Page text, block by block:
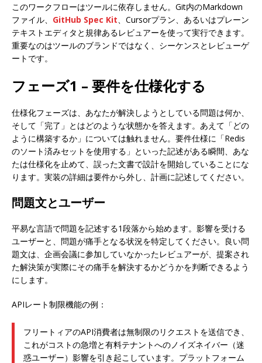
このワークフローはツールに依存しません。Git内のMarkdown
ファイル、 GitHub Spec Kit、Cursorプラン、あるいはプレーン
テキストエディタと規律あるレビュアーを使って実行できます。
重要なのはツールのブランドではなく、シーケンスとレビューゲ
ートです。
フェーズ1 – 要件を仕様化する
仕様化フェーズは、あなたが解決しようとしている問題は何か、
そして「完了」とはどのような状態かを答えます。あえて「どの
ように構築するか」については触れません。要件仕様に「Redis
のソート済みセットを使用する」といった記述がある瞬間、あな
たは仕様化を止めて、誤った文書で設計を開始していることにな
ります。実装の詳細は要件から外し、計画に記述してください。
問題文とユーザー
平易な言語で問題を記述する1段落から始めます。影響を受ける
ユーザーと、問題が痛手となる状況を特定してください。良い問
題文は、企画会議に参加していなかったレビュアーが、提案され
た解決策が実際にその痛手を解決するかどうかを判断できるよう
にします。
APIレート制限機能の例：
フリートィアのAPI消費者は無制限のリクエストを送信でき、
これがコストの急増と有料テナントへのノイズネイバー（迷
惑ユーザー）影響を引き起こしています。プラットフォーム